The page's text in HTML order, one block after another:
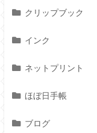
クリップブック
インク
ネットプリント
ほぼ日手帳
ブログ